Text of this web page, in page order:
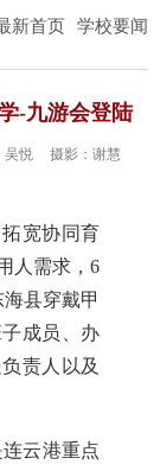
新首页 学校要闻
-九游会登陆
吴悦
摄影：谢慧
宽协同育
人需求，6
县穿戴甲
成员、办
责人以及
云港重点